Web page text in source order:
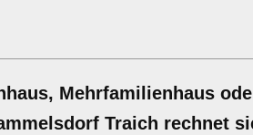
Mehrfamilienhaus
Traich rechnet